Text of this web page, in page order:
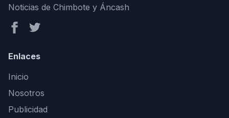
Noticias de Chimbote y Áncash
Enlaces
Inicio
Nosotros
Publicidad